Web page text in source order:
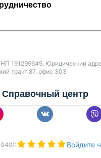
191299645, Юридический
тракт 87, офис 303
Справочный центр
): Войдите